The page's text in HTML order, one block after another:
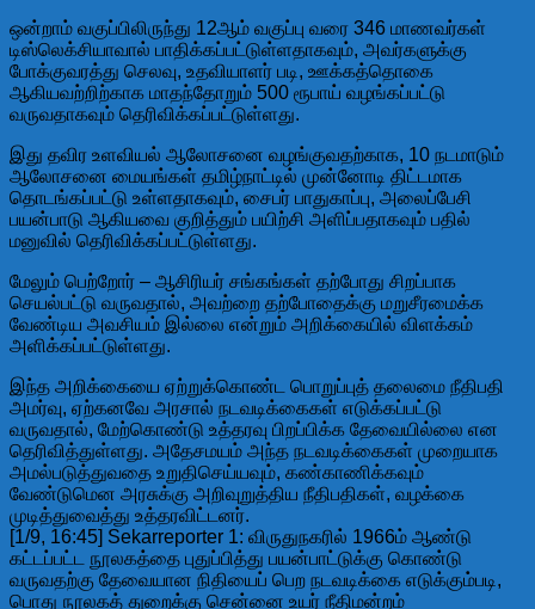
ஒன்றாம் வகுப்பிலிருந்து 12ஆம் வகுப்பு வரை 346 மாணவர்கள்
டிஸ்லெக்சியாவால் பாதிக்கப்பட்டுள்ளதாகவும், அவர்களுக்கு
போக்குவரத்து செலவு, உதவியாளர் படி, ஊக்கத்தொகை
ஆகியவற்றிற்காக மாதந்தோறும் 500 ரூபாய் வழங்கப்பட்டு
வருவதாகவும் தெரிவிக்கப்பட்டுள்ளது.
இது தவிர உளவியல் ஆலோசனை வழங்குவதற்காக, 10 நடமாடும்
ஆலோசனை மையங்கள் தமிழ்நாட்டில் முன்னோடி திட்டமாக
தொடங்கப்பட்டு உள்ளதாகவும், சைபர் பாதுகாப்பு, அலைப்பேசி
பயன்பாடு ஆகியவை குறித்தும் பயிற்சி அளிப்பதாகவும் பதில்
மனுவில் தெரிவிக்கப்பட்டுள்ளது.
மேலும் பெற்றோர் – ஆசிரியர் சங்கங்கள் தற்போது சிறப்பாக
செயல்பட்டு வருவதால், அவற்றை தற்போதைக்கு மறுசீரமைக்க
வேண்டிய அவசியம் இல்லை என்றும் அறிக்கையில் விளக்கம்
அளிக்கப்பட்டுள்ளது.
இந்த அறிக்கையை ஏற்றுக்கொண்ட பொறுப்புத் தலைமை நீதிபதி
அமர்வு, ஏற்கனவே அரசால் நடவடிக்கைகள் எடுக்கப்பட்டு
வருவதால், மேற்கொண்டு உத்தரவு பிறப்பிக்க தேவையில்லை என
தெரிவித்துள்ளது. அதேசமயம் அந்த நடவடிக்கைகள் முறையாக
அமல்படுத்துவதை உறுதிசெய்யவும், கண்காணிக்கவும்
வேண்டுமென அரசுக்கு அறிவுறுத்திய நீதிபதிகள், வழக்கை
முடித்துவைத்து உத்தரவிட்டனர்.
[1/9, 16:45] Sekarreporter 1: விருதுநகரில் 1966ம் ஆண்டு
கட்டப்பட்ட நூலகத்தை புதுப்பித்து பயன்பாட்டுக்கு கொண்டு
வருவதற்கு தேவையான நிதியைப் பெற நடவடிக்கை எடுக்கும்படி,
பொது நூலகத் துறைக்கு சென்னை உயர் நீதிமன்றம்